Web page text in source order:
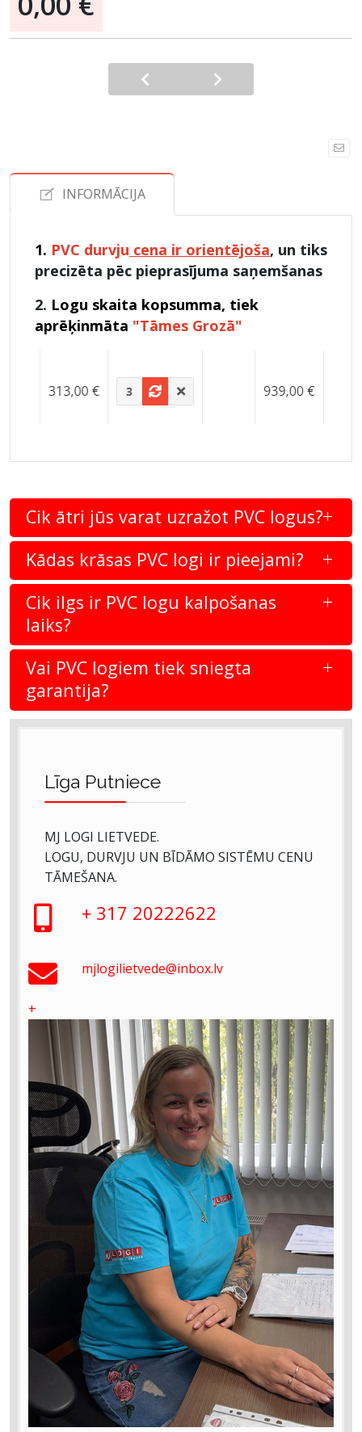
INFORMĀCIJA
1. PVC durvju cena ir orientējoša, un tiks
precizēta pēc pieprasījuma saņemšanas
2. Logu skaita kopsumma, tiek
aprēķinmāta "Tāmes Grozā"
Cik ātri jūs varat uzražot PVC logus?
Kādas krāsas PVC logi ir pieejami?
Cik ilgs ir PVC logu kalpošanas
laiks?
Vai PVC logiem tiek sniegta
garantija?
Līga Putniece
MJ LOGI LIETVEDE.
LOGU, DURVJU UN BĪDĀMO SISTĒMU CENU
TĀMEŠANA.
+ 317 20222622
mjlogilietvede@inbox.lv
+